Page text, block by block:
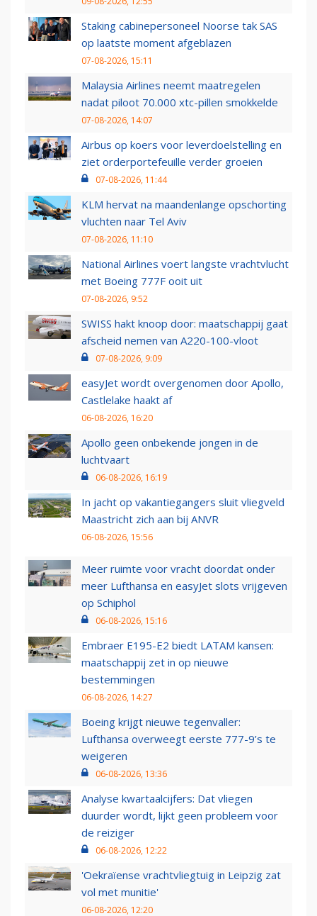
Staking cabinepersoneel Noorse tak SAS
op laatste moment afgeblazen
07-08-2026, 15:11
Malaysia Airlines neemt maatregelen
nadat piloot 70.000 xtc-pillen smokkelde
07-08-2026, 14:07
Airbus op koers voor leverdoelstelling en
ziet orderportefeuille verder groeien
07-08-2026, 11:44
KLM hervat na maandenlange opschorting
vluchten naar Tel Aviv
07-08-2026, 11:10
National Airlines voert langste vrachtvlucht
met Boeing 777F ooit uit
07-08-2026, 9:52
SWISS hakt knoop door: maatschappij gaat
afscheid nemen van A220-100-vloot
07-08-2026, 9:09
easyJet wordt overgenomen door Apollo,
Castlelake haakt af
06-08-2026, 16:20
Apollo geen onbekende jongen in de
luchtvaart
06-08-2026, 16:19
In jacht op vakantiegangers sluit vliegveld
Maastricht zich aan bij ANVR
06-08-2026, 15:56
Meer ruimte voor vracht doordat onder
meer Lufthansa en easyJet slots vrijgeven
op Schiphol
06-08-2026, 15:16
Embraer E195-E2 biedt LATAM kansen:
maatschappij zet in op nieuwe
bestemmingen
06-08-2026, 14:27
Boeing krijgt nieuwe tegenvaller:
Lufthansa overweegt eerste 777-9’s te
weigeren
06-08-2026, 13:36
Analyse kwartaalcijfers: Dat vliegen
duurder wordt, lijkt geen probleem voor
de reiziger
06-08-2026, 12:22
'Oekraïense vrachtvliegtuig in Leipzig zat
vol met munitie'
06-08-2026, 12:20